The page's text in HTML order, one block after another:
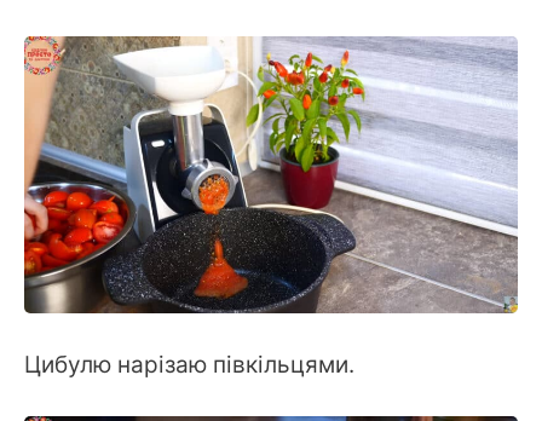
Цибулю нарізаю півкільцями.